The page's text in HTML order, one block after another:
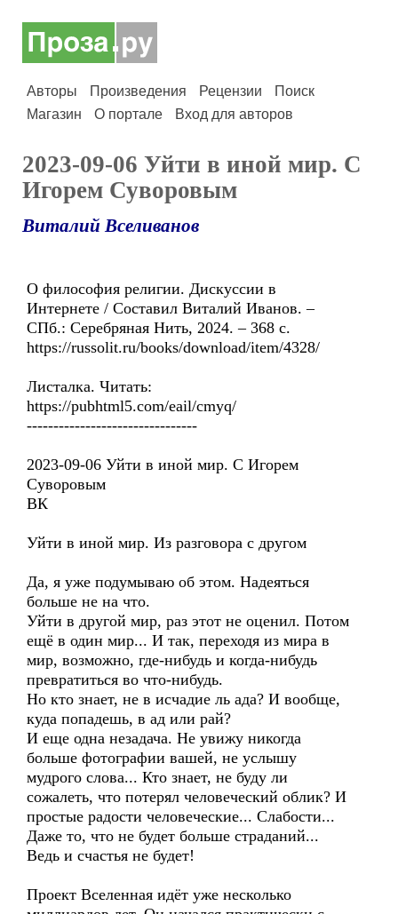
Авторы Произведения Рецензии
Поиск
Магазин
О портале Вход для авторов
2023-09-06 Уйти в иной мир. С
Игорем Суворовым
Виталий Вселиванов
О философия религии. Дискуссии в
Интернете / Составил Виталий Иванов. –
СПб.: Серебряная Нить, 2024. – 368 с.
https://russolit.ru/books/download/item/4328/
Листалка. Читать:
https://pubhtml5.com/eail/cmyq/
--------------------------------
2023-09-06 Уйти в иной мир. С Игорем
Суворовым
ВК
Уйти в иной мир. Из разговора с другом
Да, я уже подумываю об этом. Надеяться
больше не на что.
Уйти в другой мир, раз этот не оценил. Потом
ещё в один мир... И так, переходя из мира в
мир, возможно, где-нибудь и когда-нибудь
превратиться во что-нибудь.
Но кто знает, не в исчадие ль ада? И вообще,
куда попадешь, в ад или рай?
И еще одна незадача. Не увижу никогда
больше фотографии вашей, не услышу
мудрого слова... Кто знает, не буду ли
сожалеть, что потерял человеческий облик? И
простые радости человеческие... Слабости...
Даже то, что не будет больше страданий...
Ведь и счастья не будет!
Проект Вселенная идёт уже несколько